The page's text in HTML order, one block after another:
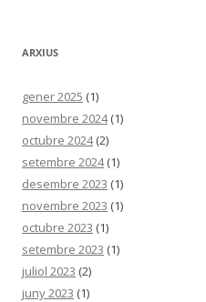
ARXIUS
gener 2025 (1)
novembre 2024(1)
octubre 2024(2)
setembre 2024(1)
desembre 2023 (1)
novembre 2023 (1)
octubre 2023 (1)
setembre 2023 (1)
juliol 2023 (2)
juny 2023 (1)